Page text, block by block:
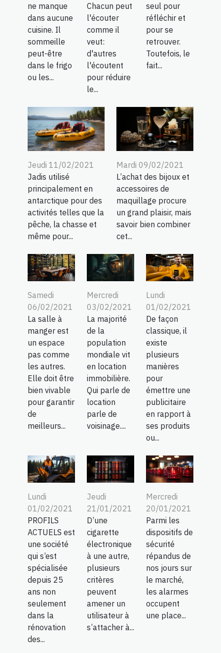
ne manque
dans aucune
cuisine. Il
sommeille
peut-être
dans le frigo
ou les...
Chacun peut
l'écouter
comme il
veut:
d'autres
l'écoutent
pour réduire
le...
seul pour
réfléchir et
pour se
retrouver.
Toutefois, le
fait...
Jeudi 11/02/2021
Jadis utilisé
principalement en
antarctique pour des
activités telles que la
pêche, la chasse et
même pour...
Mardi 09/02/2021
L’achat des bijoux et
accessoires de
maquillage procure
un grand plaisir, mais
savoir bien combiner
cet...
Samedi
06/02/2021
La salle à
manger est
un espace
pas comme
les autres.
Elle doit être
bien vivable
pour garantir
de
meilleurs...
Mercredi
03/02/2021
La majorité
de la
population
mondiale vit
en location
immobilière.
Qui parle de
location
parle de
voisinage....
Lundi
01/02/2021
De façon
classique, il
existe
plusieurs
manières
pour
émettre une
publicitaire
en rapport à
ses produits
ou...
Lundi
01/02/2021
PROFILS
ACTUELS est
une société
qui s’est
spécialisée
depuis 25
ans non
seulement
dans la
rénovation
des...
Jeudi
21/01/2021
D’une
cigarette
électronique
à une autre,
plusieurs
critères
peuvent
amener un
utilisateur à
s’attacher à...
Mercredi
20/01/2021
Parmi les
dispositifs de
sécurité
répandus de
nos jours sur
le marché,
les alarmes
occupent
une place...